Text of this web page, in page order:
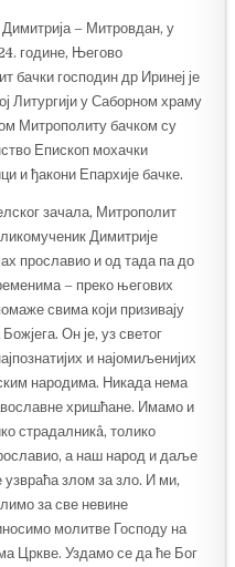
– Митровдан, у
године, Његово
бачки господин др Иринеј је
Литургији у Саборном храму
Митрополиту бачком су
Епископ мохачки
и ђакони Епархије бачке.
зачала, Митрополит
Димитрије
прославио и од тада па до
– преко његових
свима који призивају
Он је, уз светог
и најомиљенијих
народима. Никада нема
хришћане. Имамо и
страдалникâ, толико
а наш народ и даље
узвраћа злом за зло. И ми,
за све невине
молитве Господу на
Цркве. Уздамо се да ће Бог